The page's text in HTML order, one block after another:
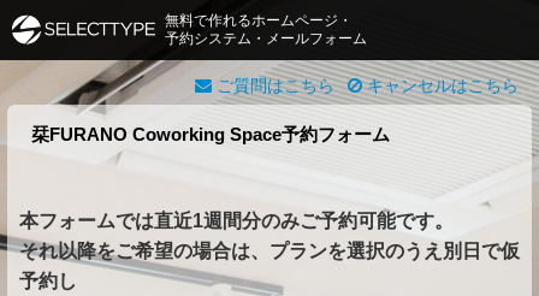
ご質問はこちら キャンセルはこちら
栞FURANO Coworking Space予約フォーム
本フォームでは直近1週間分のみご予約可能です。
それ以降をご希望の場合は、プランを選択のうえ別日で仮
予約し
無料で作れるホームページ・
予約システム・メールフォーム